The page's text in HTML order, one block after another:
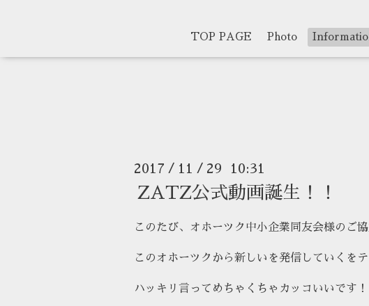
TOP PAGE Photo
2017 / 11 / 29 10:31
ZATZ公式動画誕生！！
このたび、オホーツク中小企業同友会様のご
このオホーツクから新しいを発信していくを
ハッキリ言ってめちゃくちゃカッコいいです！